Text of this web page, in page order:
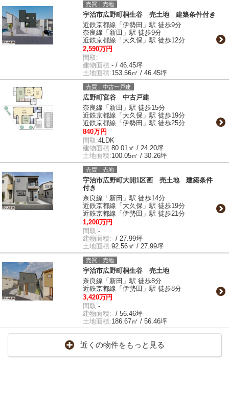
売買｜売地
宇治市広野町桐生谷 売土地 建築条件付き
近鉄京都線「伊勢田」駅 徒歩9分
奈良線「新田」駅 徒歩9分
近鉄京都線「大久保」駅 徒歩12分
2,590万円
間取:-
建物面積:- / 46.45坪
土地面積:153.56㎡ / 46.45坪
売買｜中古一戸建
広野町宮谷 中古戸建
奈良線「新田」駅 徒歩15分
近鉄京都線「大久保」駅 徒歩19分
近鉄京都線「伊勢田」駅 徒歩25分
840万円
間取:4LDK
建物面積:80.01㎡ / 24.20坪
土地面積:100.05㎡ / 30.26坪
売買｜売地
宇治市広野町大開1区画 売土地 建築条件
付き
奈良線「新田」駅 徒歩14分
近鉄京都線「大久保」駅 徒歩19分
近鉄京都線「伊勢田」駅 徒歩21分
1,200万円
間取:-
建物面積:- / 27.99坪
土地面積:92.56㎡ / 27.99坪
売買｜売地
宇治市広野町桐生谷 売土地
奈良線「新田」駅 徒歩8分
近鉄京都線「伊勢田」駅 徒歩8分
3,420万円
間取:-
建物面積:- / 56.46坪
土地面積:186.67㎡ / 56.46坪
近くの物件をもっと見る